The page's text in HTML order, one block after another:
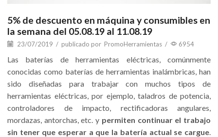
5% de descuento en máquina y consumibles en
la semana del 05.08.19 al 11.08.19
23/07/2019 / publicado por PromoHerramientas / 6954
Las baterías de herramientas eléctricas, comúnmente
conocidas como baterías de herramientas inalámbricas, han
sido diseñadas para trabajar con muchos tipos de
herramientas eléctricas, por ejemplo, taladros de potencia,
controladores de impacto, rectificadoras angulares,
mordazas, antorchas, etc. y permiten continuar el trabajo
sin tener que esperar a que la batería actual se cargue